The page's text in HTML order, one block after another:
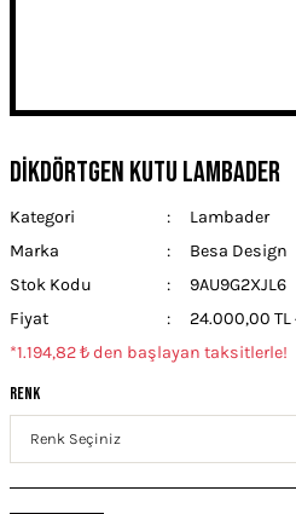
DİKDÖRTGEN KUTU LAMBADER
Kategori
Lambader
Marka
Besa Design
Stok Kodu
9AU9G2XJL6
Fiyat
24.000,00 TL
*1.194,82 ₺ den başlayan taksitlerle!
Renk